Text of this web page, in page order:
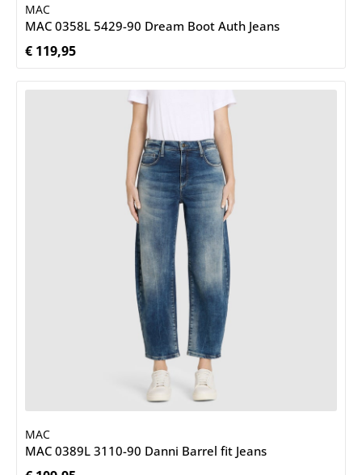
MAC
MAC 0358L 5429-90 Dream Boot Auth Jeans
Normale prijs:
€ 119,95
MAC
MAC 0389L 3110-90 Danni Barrel fit Jeans